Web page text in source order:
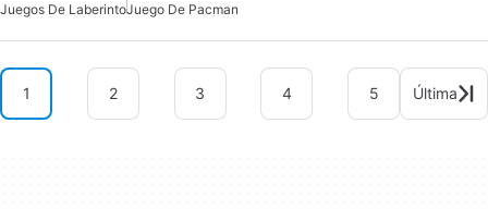
Juegos De LaberintoJuego De Pacman
1 2 3 4 5 Última